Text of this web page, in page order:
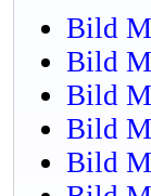
Bild
Bild M
Bild M
Bild M
Bild